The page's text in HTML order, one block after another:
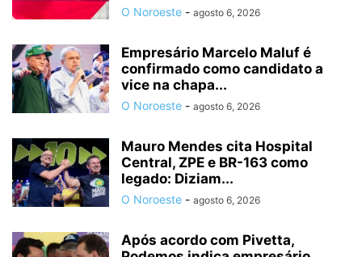
O Noroeste - agosto 6, 2026
Empresário Marcelo Maluf é
confirmado como candidato a
vice na chapa...
O Noroeste - agosto 6, 2026
Mauro Mendes cita Hospital
Central, ZPE e BR-163 como
legado: Diziam...
O Noroeste - agosto 6, 2026
Após acordo com Pivetta,